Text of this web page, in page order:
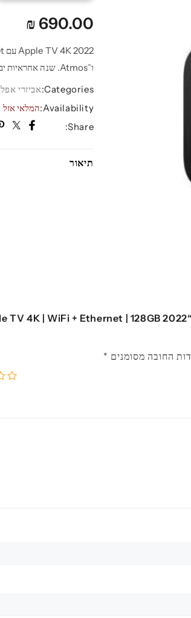
₪ 690.00
ו־Atmos. שנה אחראיות יבואן רשמי C-Data.
Categories: אביזרי אפל
Availability: המלאי אזל
Share:
תיאור
החובה מסומנים *